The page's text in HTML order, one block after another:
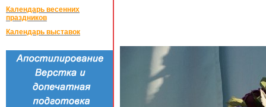
Календарь весенних
праздников
Календарь выставок